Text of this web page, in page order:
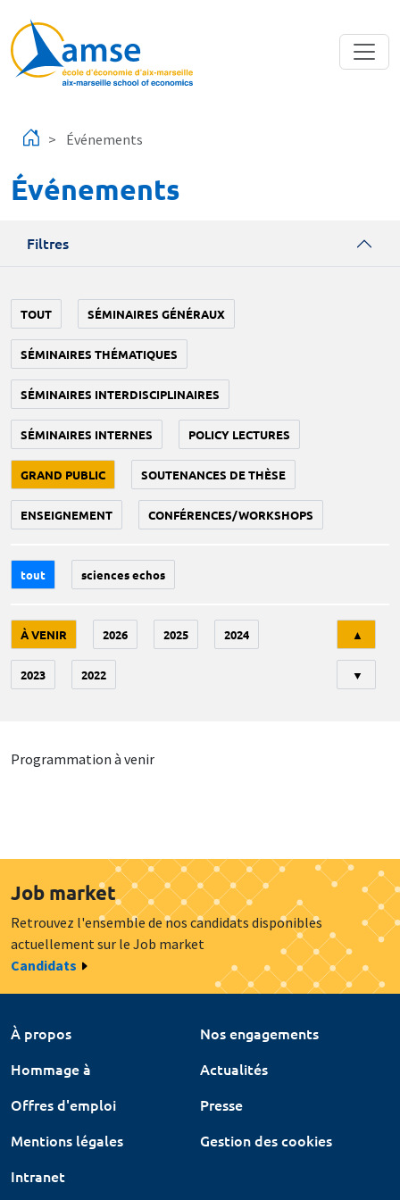
Événements
Événements
Filtres
TOUT SÉMINAIRES GÉNÉRAUX
SÉMINAIRES THÉMATIQUES
SÉMINAIRES INTERDISCIPLINAIRES
SÉMINAIRES INTERNES POLICY LECTURES
GRAND PUBLIC SOUTENANCES DE THÈSE
ENSEIGNEMENT CONFÉRENCES/WORKSHOPS
tout sciences echos
À VENIR 2026 2025 2024
2023 2022
▲
▼
Programmation à venir
Job market
Retrouvez l'ensemble de nos candidats disponibles
actuellement sur le Job market
Candidats
À propos
Nos engagements
Hommage à
Actualités
Offres d'emploi
Presse
Mentions légales
Gestion des cookies
Intranet